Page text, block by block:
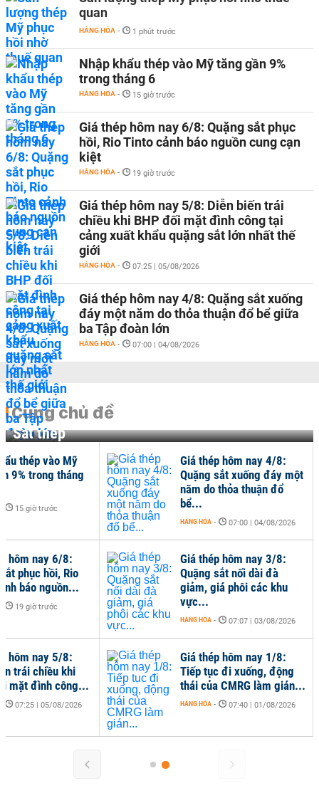
quan
HÀNG HÓA - 1 phút trước
Nhập khẩu thép vào Mỹ tăng gần 9%
trong tháng 6
HÀNG HÓA - 15 giờ trước
Giá thép hôm nay 6/8: Quặng sắt phục
hồi, Rio Tinto cảnh báo nguồn cung cạn
kiệt
HÀNG HÓA - 19 giờ trước
Giá thép hôm nay 5/8: Diễn biến trái
chiều khi BHP đối mặt đình công tại
cảng xuất khẩu quặng sắt lớn nhất thế
giới
HÀNG HÓA - 07:25 | 05/08/2026
Giá thép hôm nay 4/8: Quặng sắt xuống
đáy một năm do thỏa thuận đổ bể giữa
ba Tập đoàn lớn
HÀNG HÓA - 07:00 | 04/08/2026
Cùng chủ đề
Sắt thép
thép vào Mỹ
9% trong tháng
15 giờ trước
hôm nay 6/8:
phục hồi, Rio
báo nguồn...
19 giờ trước
hôm nay 5/8:
trái chiều khi
mặt đình công...
07:25 | 05/08/2026
Giá thép hôm nay 4/8:
Quặng sắt xuống đáy một
năm do thỏa thuận đổ
bể...
HÀNG HÓA - 07:00 | 04/08/2026
Giá thép hôm nay 3/8:
Quặng sắt nối dài đà
giảm, giá phôi các khu
vực...
HÀNG HÓA - 07:07 | 03/08/2026
Giá thép hôm nay 1/8:
Tiếp tục đi xuống, động
thái của CMRG làm gián...
HÀNG HÓA - 07:40 | 01/08/2026